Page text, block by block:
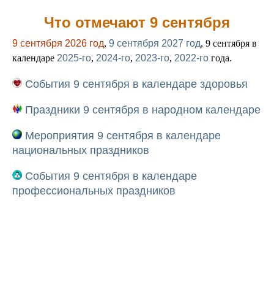
Что отмечают 9 сентября
9 сентября 2026 год, 9 сентября 2027 год, 9 сентября в
календаре 2025-го, 2024-го, 2023-го, 2022-го года.
События 9 сентября в календаре здоровья
Праздники 9 сентября в народном календаре
Мероприятия 9 сентября в календаре
национальных праздников
События 9 сентября в календаре
профессиональных праздников